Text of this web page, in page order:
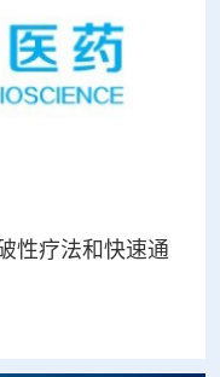
性疗法和快速通